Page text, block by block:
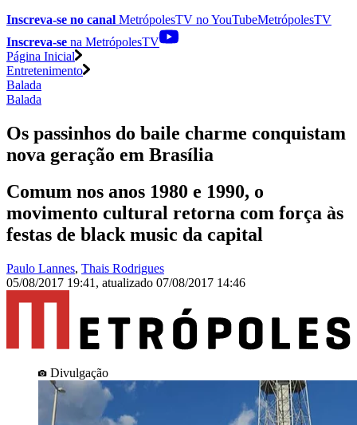
Inscreva-se no canal MetrópolesTV noYouTubeMetrópolesTV
Inscreva-se na MetrópolesTV
Página Inicial
Entretenimento
Balada
Balada
Os passinhos do baile charme conquistam
nova geração em Brasília
Comum nos anos 1980 e 1990, o
movimento cultural retorna com força às
festas de black music da capital
Paulo Lannes, Thais Rodrigues
05/08/2017 19:41 , atualizado 07/08/2017 14:46
Divulgação